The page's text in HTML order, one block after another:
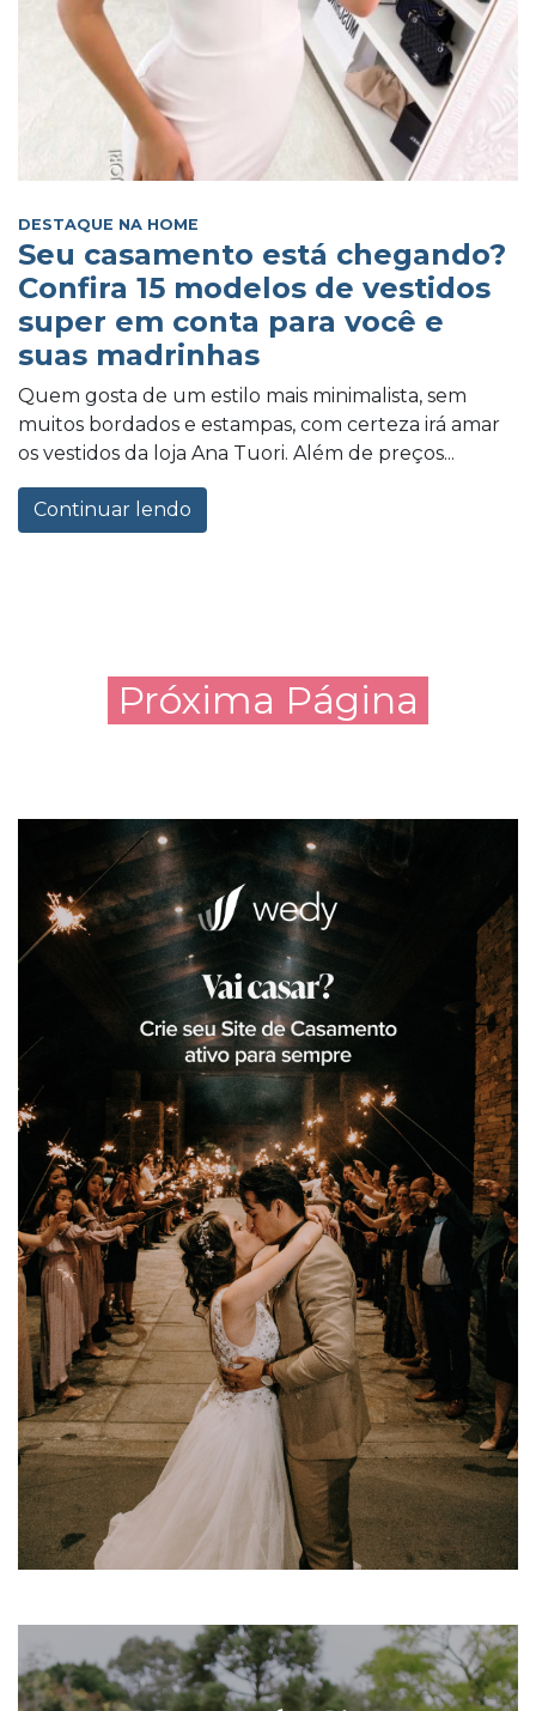
DESTAQUE NA HOME
Seu casamento está chegando?
Confira 15 modelos de vestidos
super em conta para você e
suas madrinhas
Quem gosta de um estilo mais minimalista, sem
muitos bordados e estampas, com certeza irá amar
os vestidos da loja Ana Tuori. Além de preços...
Continuar lendo
Próxima Página